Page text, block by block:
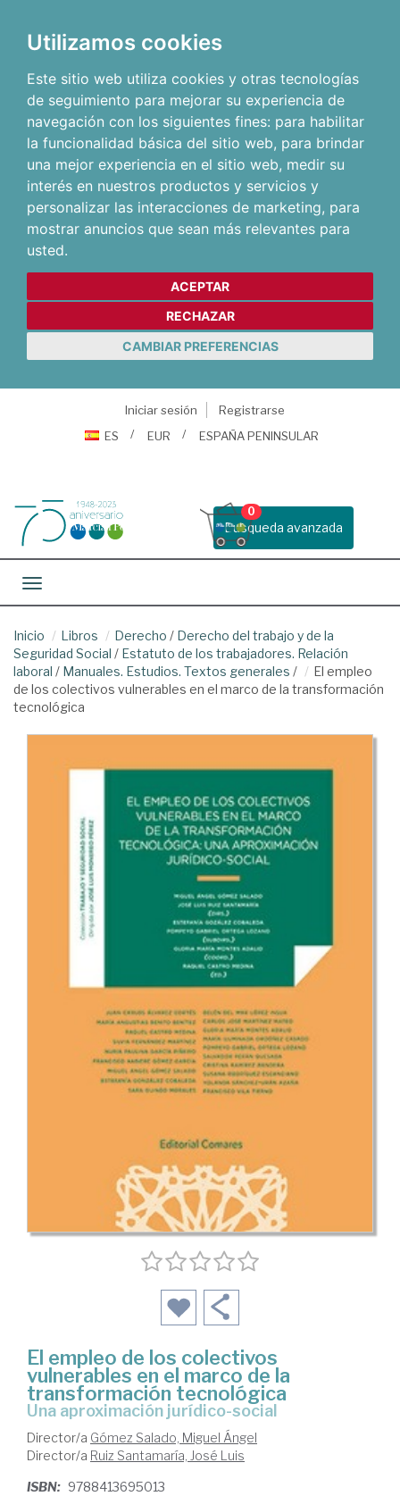
Utilizamos cookies
Este sitio web utiliza cookies y otras tecnologías
de seguimiento para mejorar su experiencia de
navegación con los siguientes fines: para habilitar
la funcionalidad básica del sitio web, para brindar
una mejor experiencia en el sitio web, medir su
interés en nuestros productos y servicios y
personalizar las interacciones de marketing, para
mostrar anuncios que sean más relevantes para
usted.
ACEPTAR
RECHAZAR
CAMBIAR PREFERENCIAS
Iniciar sesión
Registrarse
ES
EUR ESPAÑA PENINSULAR
Busqueda avanzada
0
Toggle navigation
Inicio Libros Derecho / Derecho del trabajo y de la
Seguridad Social / Estatuto de los trabajadores. Relación
laboral / Manuales. Estudios. Textos generales /
El empleo
de los colectivos vulnerables en el marco de la transformación
tecnológica
El empleo de los colectivos
vulnerables en el marco de la
transformación tecnológica
una aproximación jurídico-social
Director/a Gómez Salado, Miguel Ángel
Director/a Ruiz Santamaría, José Luis
ISBN: 9788413695013